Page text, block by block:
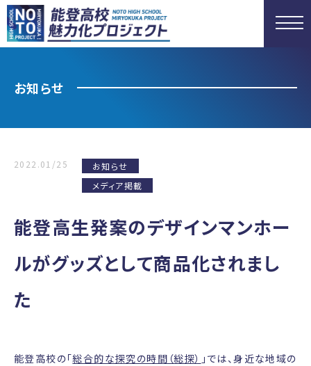
お知らせ
2022.01/25
お知らせ
メディア掲載
能登高生発案のデザインマンホー
ルがグッズとして商品化されまし
た
能登高校の「総合的な探究の時間（総探） 」では、身近な地域の